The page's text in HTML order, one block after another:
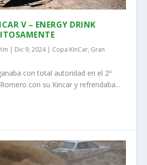
V – ENERGY DRINK
| Dic 9, 2024| Copa KinCar, Gran
con total autoridad en el 2º
con su Kincar y refrendaba...